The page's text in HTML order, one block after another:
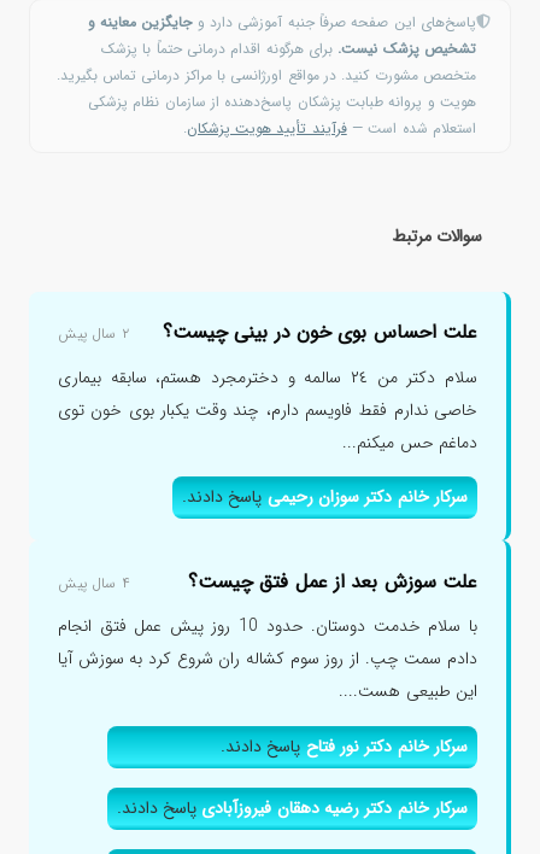
پاسخ‌های این صفحه صرفاً جنبه آموزشی دارد وجایگزین معاینه و
تشخیص پزشک نیست. برای هرگونه اقدام درمانی حتماً با پزشک
متخصص مشورت کنید. در مواقع اورژانسی با مراکز درمانی تماس بگیرید.
هویت و پروانه طبابت پزشکان پاسخ‌دهنده از سازمان نظام پزشکی
استعلام شده است —فرآیند تأیید هویت پزشکان.
سوالات مرتبط
علت احساس بوی خون در بینی چیست؟ ۲ سال پیش
سلام دکتر من ٢٤ سالمه و دخترمجرد هستم، سابقه بیماری
خاصی ندارم فقط فاویسم دارم، چند وقت یکبار بوی خون توی
دماغم حس میکنم...
سرکار خانم دکتر سوزان رحیمیپاسخ دادند.
علت سوزش بعد از عمل فتق چیست؟ ۴ سال پیش
با سلام خدمت دوستان. حدود 10 روز پیش عمل فتق انجام
دادم سمت چپ. از روز سوم کشاله ران شروع کرد به سوزش آیا
این طبیعی هست....
سرکار خانم دکتر نور فتاحپاسخ دادند.
سرکار خانم دکتر رضیه دهقان فیروزآبادیپاسخ دادند.